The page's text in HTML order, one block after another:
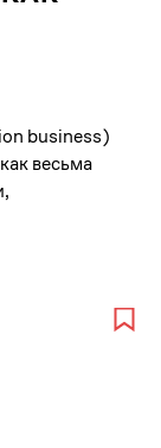
business)
весьма